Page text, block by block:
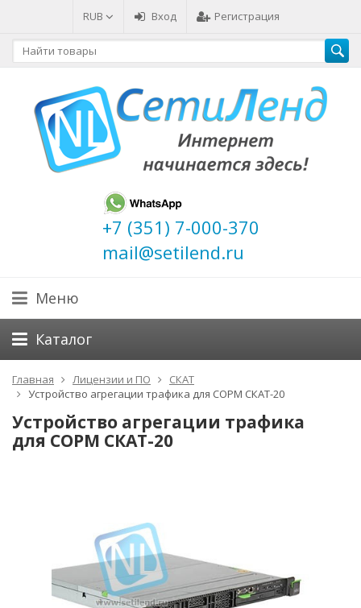
RUB Вход Регистрация
+7 (351) 7-000-370
mail@setilend.ru
Меню
Каталог
Главная Лицензии и ПО
СКАТ
Устройство агрегации трафика для СОРМ СКАТ-20
Устройство агрегации трафика
для СОРМ СКАТ-20